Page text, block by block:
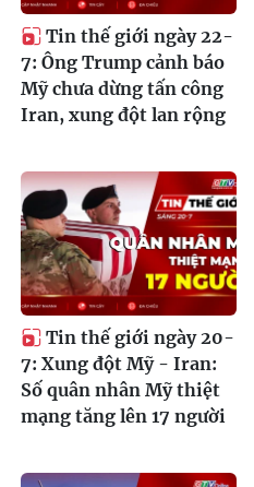
Tin thế giới ngày 22-
7: Ông Trump cảnh báo
Mỹ chưa dừng tấn công
Iran, xung đột lan rộng
Tin thế giới ngày 20-
7: Xung đột Mỹ - Iran:
Số quân nhân Mỹ thiệt
mạng tăng lên 17 người